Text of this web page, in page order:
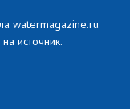
watermagazine.ru
источник.